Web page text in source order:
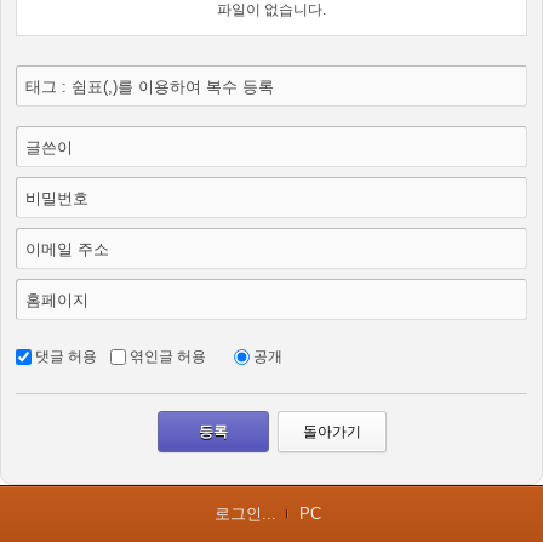
파일이 없습니다.
태그 : 쉼표(,)를 이용하여 복수 등록
글쓴이
비밀번호
이메일 주소
홈페이지
댓글 허용 엮인글 허용 공개
돌아가기
로그인... PC